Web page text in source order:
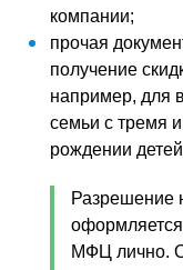
компании;
прочая
получение
например, для
семьи с тремя
рождении детей
Разрешение
МФЦ лично.